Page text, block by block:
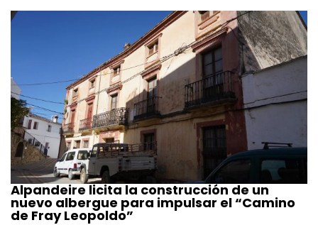
Alpandeire licita la construcción de un
nuevo albergue para impulsar el “Camino
de Fray Leopoldo”